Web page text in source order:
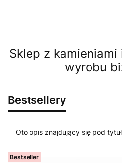
Sklep z
wyrobu
Bestsellery
Oto opis znajdujący się pod
Bestseller